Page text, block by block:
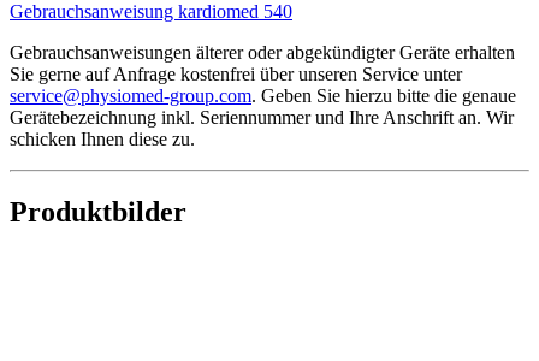
Gebrauchsanweisung kardiomed 540
Gebrauchsanweisungen älterer oder abgekündigter Geräte erhalten
Sie gerne auf Anfrage kostenfrei über unseren Service unter
service@physiomed-group.com. Geben Sie hierzu bitte die genaue
Gerätebezeichnung inkl. Seriennummer und Ihre Anschrift an. Wir
schicken Ihnen diese zu.
Produktbilder